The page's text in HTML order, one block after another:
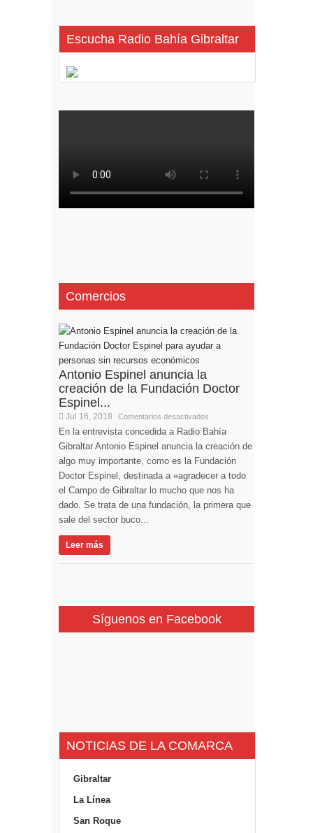
Escucha Radio Bahía Gibraltar
Comercios
Antonio Espinel anuncia la
creación de la Fundación Doctor
Espinel...
Jul 16, 2018 Comentarios desactivados
En la entrevista concedida a Radio Bahía
Gibraltar Antonio Espinel anuncia la creación de
algo muy importante, como es la Fundación
Doctor Espinel, destinada a «agradecer a todo
el Campo de Gibraltar lo mucho que nos ha
dado. Se trata de una fundación, la primera que
sale del sector buco...
Leer más
Síguenos en Facebook
NOTICIAS DE LA COMARCA
Gibraltar
La Línea
San Roque